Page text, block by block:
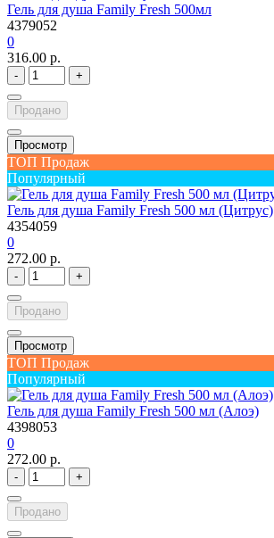
Гель для душа Family Fresh 500мл
4379052
0
316.00 р.
- +
Продано
Просмотр
ТОП Продаж
Популярный
Гель для душа Family Fresh 500 мл (Цитрус)
4354059
0
272.00 р.
- +
Продано
Просмотр
ТОП Продаж
Популярный
Гель для душа Family Fresh 500 мл (Алоэ)
4398053
0
272.00 р.
- +
Продано